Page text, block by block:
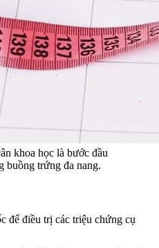
khoa học là bước đầu
buồng trứng đa nang.
để điều trị các triệu chứng cụ